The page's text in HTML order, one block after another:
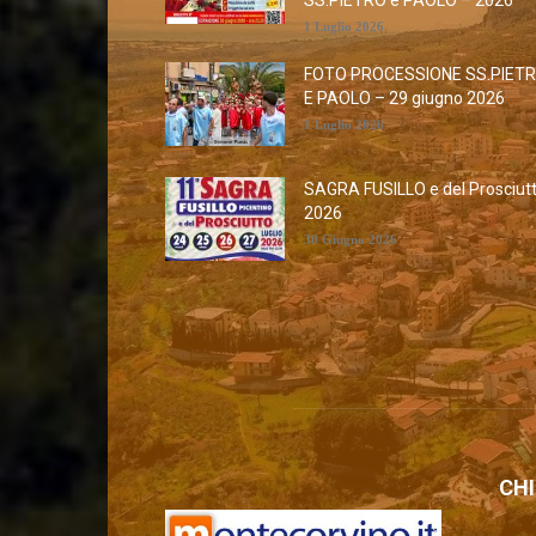
1 Luglio 2026
FOTO PROCESSIONE
E PAOLO – 29 giugno 2026
1 Luglio 2026
SAGRA FUSILLO e del
2026
30 Giugno 2026